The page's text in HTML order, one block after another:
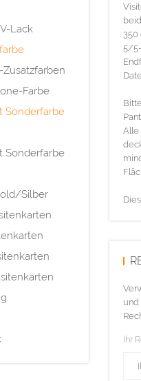
Lack
Zusatzfarben
Farbe
Sonderfarbe
Sonderfarbe
Silber
5/5-
Alle
und
Ihr